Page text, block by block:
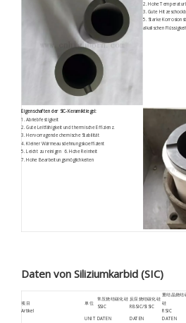
2. Hohe
3. Gute
5. Starke
alkalischen
Eigenschaften der SiC-Keramiktiegel:
1. Abriebfestigkeit
2. Gute Leitfähigkeit und thermische Effizienz.
3. Hervorragende chemische Stabilität
4. Kleiner Wärmeausdehnungskoeffizient
5. Leicht zu reinigen 6. Hohe Reinheit
7. Hohe Bearbeitungsmöglichkeiten
Daten von Siliziumkarbid (SIC)
项目
Artikel
单位
常压烧结碳化硅
SSIC
反应烧结碳化硅
RBSIC/SISIC
重结晶烧结
硅
RSIC
UNIT DATEN DATEN
DATEN